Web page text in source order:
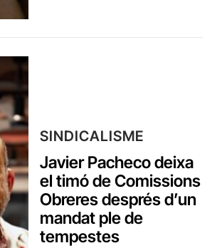
SINDICALISME
Javier Pacheco deixa
el timó de Comissions
Obreres després d’un
mandat ple de
tempestes